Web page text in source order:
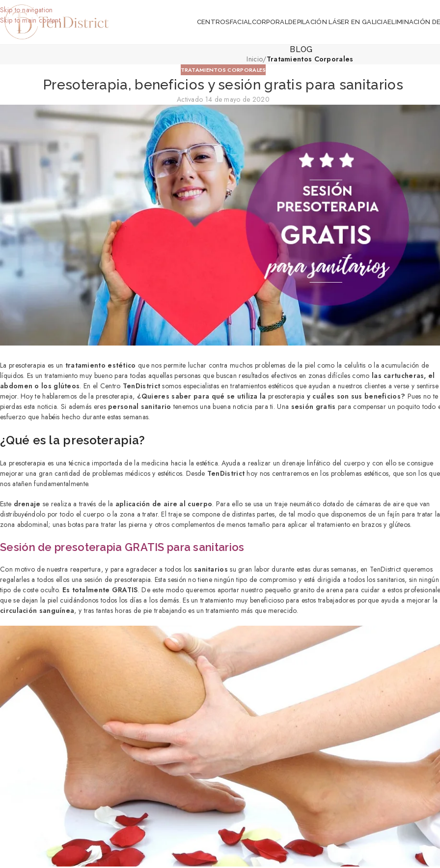
Skip to navigation
Skip to main content
CENTROSFACIALCORPORALDEPILACIÓN LÁSER EN GALICIAELIMINACIÓN
BLOG
Inicio/Tratamientos Corporales
TRATAMIENTOS CORPORALES
Presoterapia, beneficios y sesión gratis para sanitarios
Activado 14 de mayo de 2020
La presoterapia es un tratamiento estético que nos permite luchar contra muchos problemas de la piel como la celulitis o la acumulación de
líquidos. Es un tratamiento muy bueno para todas aquellas personas que buscan resultados efectivos en zonas difíciles como las cartucheras, el
abdomen o los glúteos. En el Centro TenDistrict somos especialistas en tratamientos estéticos que ayudan a nuestros clientes a verse y sentirse
mejor. Hoy te hablaremos de la presoterapia, ¿Quieres saber para qué se utiliza la presoterapia y cuáles son sus beneficios? Pues no te
pierdas esta noticia. Si además eres personal sanitario tenemos una buena noticia para ti. Una sesión gratis para compensar un poquito todo
esfuerzo que habéis hecho durante estas semanas.
¿Qué es la presoterapia?
La presoterapia es una técnica importada de la medicina hacia la estética. Ayuda a realizar un drenaje linfático del cuerpo y con ello se consigue
mejorar una gran cantidad de problemas médicos y estéticos. Desde TenDistrict hoy nos centraremos en los problemas estéticos, que son los que
nos atañen fundamentalmente.
Este drenaje se realiza a través de la aplicación de aire al cuerpo. Para ello se usa un traje neumático dotado de cámaras de aire que van
distribuyéndolo por todo el cuerpo o la zona a tratar. El traje se compone de distintas partes, de tal modo que disponemos de un fajín para tratar la
zona abdominal; unas botas para tratar las pierna y otros complementos de menos tamaño para aplicar el tratamiento en brazos y glúteos.
Sesión de presoterapia GRATIS para sanitarios
Con motivo de nuestra reapertura, y para agradecer a todos los sanitarios su gran labor durante estas duras semanas, en TenDistrict queremos
regalarles a todos ellos una sesión de presoterapia. Esta sesión no tiene ningún tipo de compromiso y está dirigida a todos los sanitarios, sin ningún
tipo de coste oculto. Es totalmente GRATIS. De este modo queremos aportar nuestro pequeño granito de arena para cuidar a estos
que se dejan la piel cuidándonos todos los días a los demás. Es un tratamiento muy beneficioso para estos trabajadores porque ayuda a mejorar la
circulación sanguínea, y tras tantas horas de pie trabajando es un tratamiento más que merecido.